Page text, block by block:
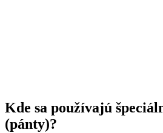
Kde sa používajú
(pánty)?